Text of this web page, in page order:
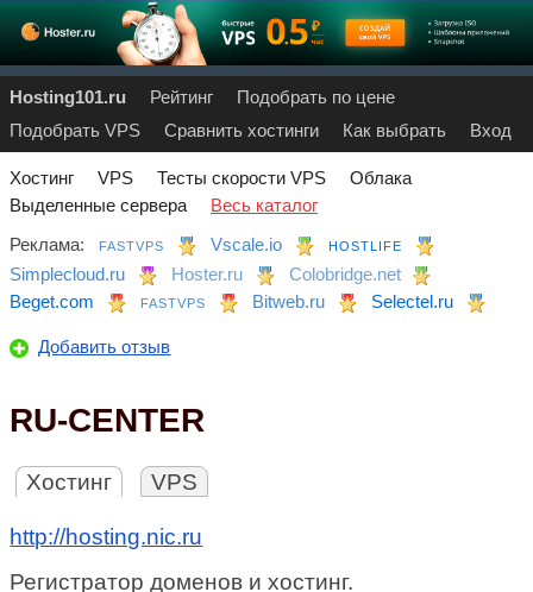
Hosting101.ru Рейтинг
Подобрать по цене
Подобрать VPS
Сравнить хостинги Как выбрать Вход
Хостинг VPS Тесты скорости VPS
Облака
Выделенные сервера
Весь каталог
Реклама:
FASTVPS Vscale.io HOSTLIFE
Simplecloud.ru Hoster.ru
Colobridge.net
Beget.com
FASTVPS Bitweb.ru Selectel.ru
Добавить отзыв
RU-CENTER
Хостинг VPS
http://hosting.nic.ru
Регистратор доменов и хостинг.